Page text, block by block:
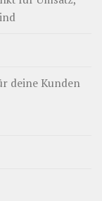
deine Kunden